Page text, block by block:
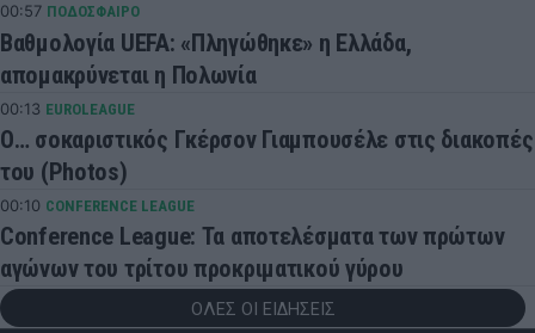
00:57 ΠΟΔΟΣΦΑΙΡΟ
Βαθμολογία UEFA: «Πληγώθηκε» η Ελλάδα,
απομακρύνεται η Πολωνία
00:13 EUROLEAGUE
Ο… σοκαριστικός Γκέρσον Γιαμπουσέλε στις διακοπές
του (Photos)
00:10 CONFERENCE LEAGUE
Conference League: Τα αποτελέσματα των πρώτων
αγώνων του τρίτου προκριματικού γύρου
ΟΛΕΣ ΟΙ ΕΙΔΗΣΕΙΣ